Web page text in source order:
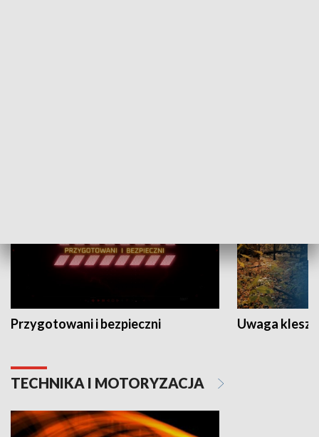
Przygotowani i bezpieczni Uwaga
TECHNIKA I MOTORYZACJA